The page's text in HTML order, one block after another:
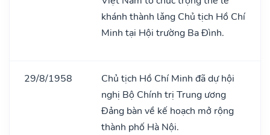
khánh thành lǎng Chủ tịch Hồ Chí
Minh tại Hội trường Ba Đình.
29/8/1958
Chủ tịch Hồ Chí Minh đã dự hội
nghị Bộ Chính trị Trung ương
Đảng bàn về kế hoạch mở rộng
thành phố Hà Nội.